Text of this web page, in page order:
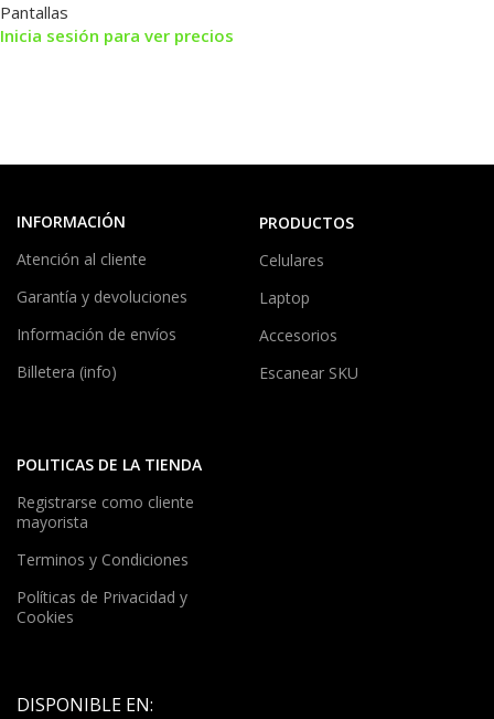
Pantallas
Inicia sesión para ver precios
INFORMACIÓN
Atención al cliente
Garantía y devoluciones
Información de envíos
Billetera (info)
PRODUCTOS
Celulares
Laptop
Accesorios
Escanear SKU
POLITICAS DE LA TIENDA
Registrarse como cliente
mayorista
Terminos y Condiciones
Políticas de Privacidad y
Cookies
DISPONIBLE EN: